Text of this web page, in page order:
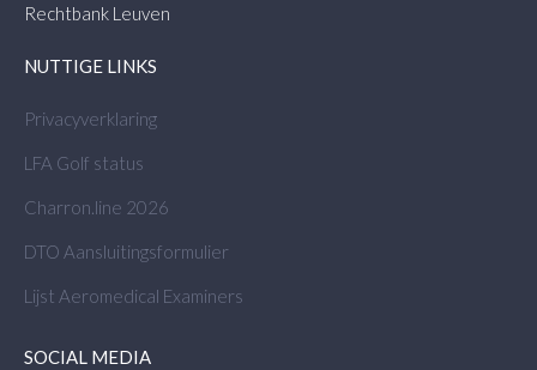
Rechtbank Leuven
NUTTIGE LINKS
Privacyverklaring
LFA Golf status
Charron.line 2026
DTO Aansluitingsformulier
Lijst Aeromedical Examiners
SOCIAL MEDIA